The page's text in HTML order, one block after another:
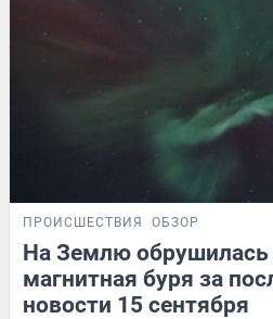
ПРОИСШЕСТВИЯ ОБЗОР
На Землю
магнитная буря за
новости 15 сентября